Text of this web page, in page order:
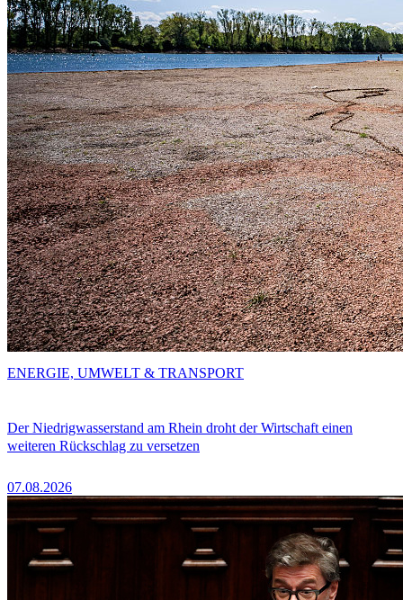
Der Niedrigwasserstand am Rhein droht der Wirtschaft einen
weiteren Rückschlag zu versetzen
07.08.2026
ENERGIE, UMWELT & TRANSPORT